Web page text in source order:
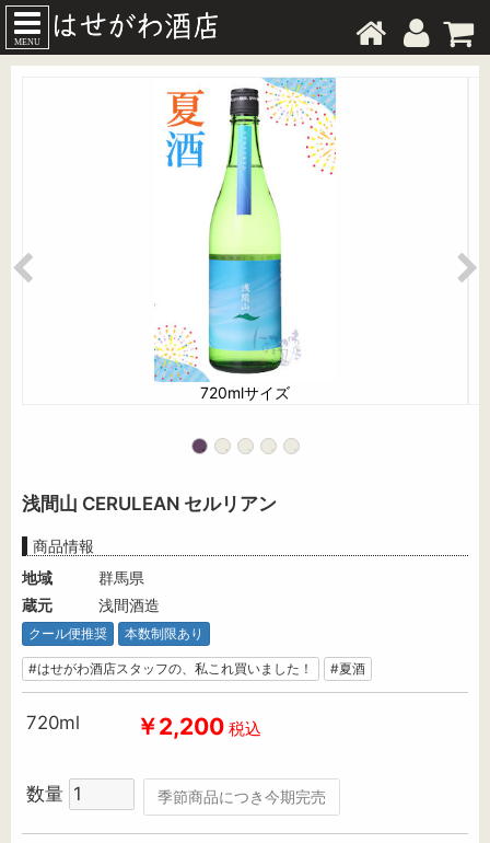
MENU
720mlサイズ
浅間山 CERULEAN セルリアン
商品情報
地域
群馬県
蔵元
浅間酒造
クール便推奨 本数制限あり
#はせがわ酒店スタッフの、私これ買いました！ #夏酒
720ml ￥2,200 税込
数量 季節商品につき今期完売